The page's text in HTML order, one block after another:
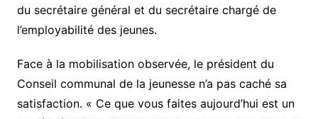
du secrétaire général et du secrétaire chargé de
l’employabilité des jeunes.
Face à la mobilisation observée, le président du
Conseil communal de la jeunesse n’a pas caché sa
satisfaction. « Ce que vous faites aujourd’hui est un